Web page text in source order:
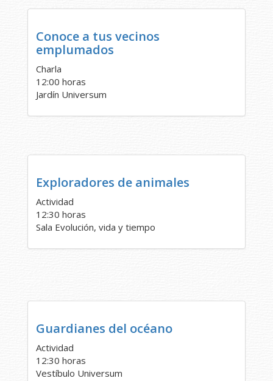
Conoce a tus vecinos
emplumados
Charla
12:00 horas
Jardín Universum
Exploradores de animales
Actividad
12:30 horas
Sala Evolución, vida y tiempo
Guardianes del océano
Actividad
12:30 horas
Vestíbulo Universum